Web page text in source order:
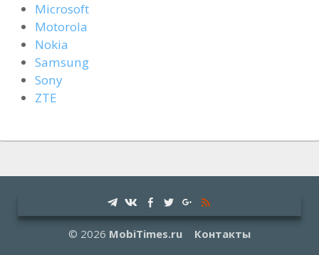
Microsoft
Motorola
Nokia
Samsung
Sony
ZTE
© 2026 MobiTimes.ru Контакты